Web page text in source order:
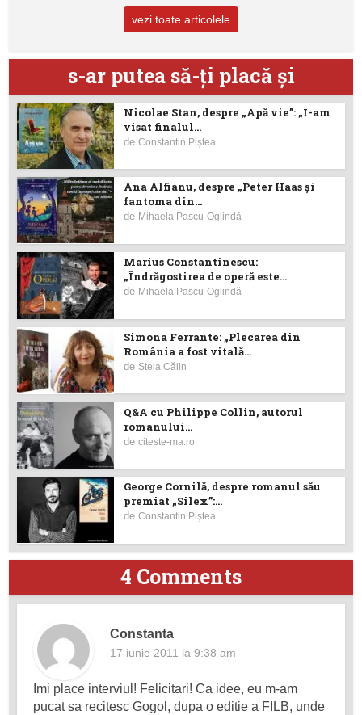
vezi toate articolele
s-ar putea să-ţi placă şi
Nicolae Stan, despre „Apă vie”: „I-am
visat finalul...
deConstantin Piştea
Ana Alfianu, despre „Peter Haas și
fantoma din...
de Mihaela Pascu-Oglindă
Marius Constantinescu:
„Îndrăgostirea de operă este...
de Mihaela Pascu-Oglindă
Simona Ferrante: „Plecarea din
România a fost vitală...
de Stela Călin
Q&A cu Philippe Collin, autorul
romanului...
deciteste-ma.ro
George Cornilă, despre romanul său
premiat „Silex”:...
deConstantin Piştea
4 Comments
Constanta
17 iunie 2011 la 9:38 am
Imi place interviul! Felicitari! Ca idee, eu m-am
pucat sa recitesc Gogol, dupa o editie a FILB, unde